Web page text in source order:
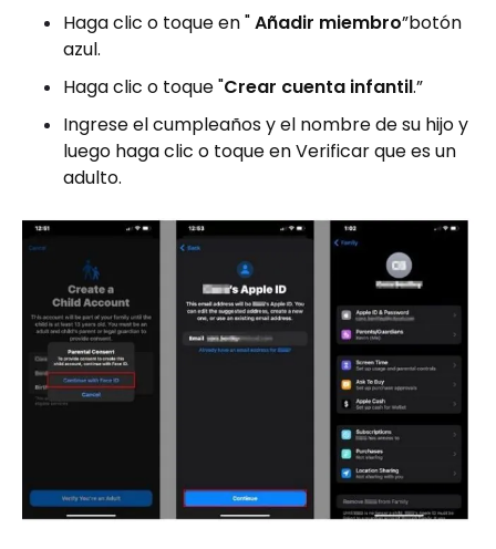
Haga clic o toque en "Añadir miembro”botón
azul.
Haga clic o toque "Crear cuenta infantil.”
Ingrese el cumpleaños y el nombre de su hijo y
luego haga clic o toque en Verificar que es un
adulto.